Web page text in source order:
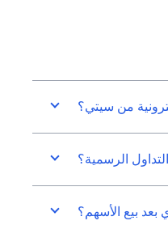
من سيتي؟
الرسمية؟
بعد بيع الأسهم؟